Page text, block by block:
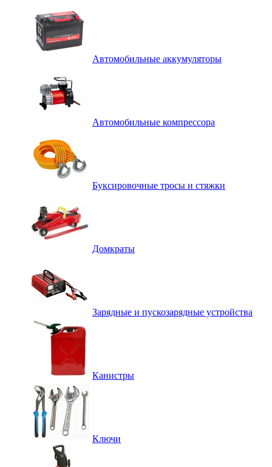
Автомобильные аккумуляторы
Автомобильные компрессора
Буксировочные тросы и стяжки
Домкраты
Зарядные и пускозарядные устройства
Канистры
Ключи